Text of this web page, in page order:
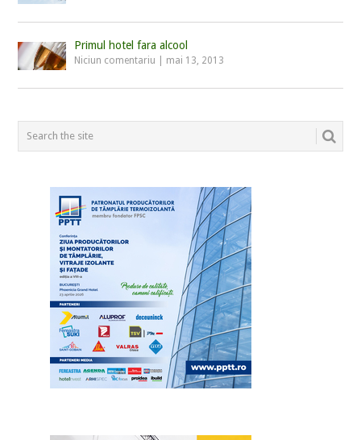
Primul hotel fara alcool
Niciun comentariu mai 13, 2013